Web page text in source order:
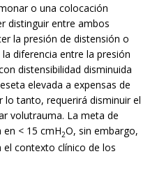
o una colocación
distinguir entre ambos
la presión de distensión o
diferencia entre la presión
distensibilidad disminuida
elevada a expensas de
lo tanto, requerirá disminuir el
volutrauma. La meta de
< 15 cmH2O, sin embargo,
contexto clínico de los